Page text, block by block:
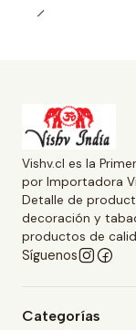
Vishv.cl es la
por Importadora
Detalle de
decoración y
productos de
Síguenos
Categorías